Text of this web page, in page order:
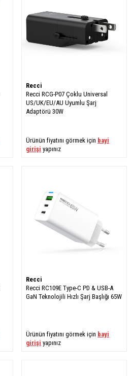
Recci
Recci RCG-P07 Çoklu Universal
US/UK/EU/AU Uyumlu Şarj
Adaptörü 30W
Ürünün fiyatını görmek için bayi
girişi yapınız
Recci
Recci RC109E Type-C PD & USB-A
GaN Teknolojili Hızlı Şarj Başlığı 65W
Ürünün fiyatını görmek için bayi
girişi yapınız